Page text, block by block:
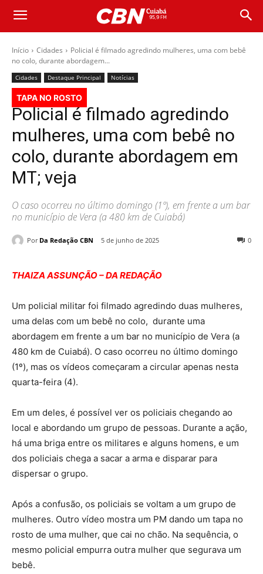
Início Cidades
Policial é filmado agredindo mulheres, uma com bebê
no colo, durante abordagem...
Cidades Destaque Principal Notícias
TAPA NO ROSTO
Policial é filmado agredindo
mulheres, uma com bebê no
colo, durante abordagem em
MT; veja
O caso ocorreu no último domingo (1º), em frente a um bar
no município de Vera (a 480 km de Cuiabá)
Por Da Redação CBN 5 de junho de 2025 0
THAIZA ASSUNÇÃO – DA REDAÇÃO
Um policial militar foi filmado agredindo duas mulheres,
uma delas com um bebê no colo, durante uma
abordagem em frente a um bar no município de Vera (a
480 km de Cuiabá). O caso ocorreu no último domingo
(1º), mas os vídeos começaram a circular apenas nesta
quarta-feira (4).
Em um deles, é possível ver os policiais chegando ao
local e abordando um grupo de pessoas. Durante a ação,
há uma briga entre os militares e alguns homens, e um
dos policiais chega a sacar a arma e disparar para
dispersar o grupo.
Após a confusão, os policiais se voltam a um grupo de
mulheres. Outro vídeo mostra um PM dando um tapa no
rosto de uma mulher, que cai no chão. Na sequência, o
mesmo policial empurra outra mulher que segurava um
bebê.